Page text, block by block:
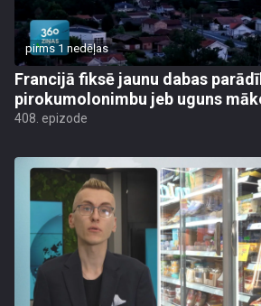
pirms 1 nedēļas
Francijā fiksē jaunu dabas
pirokumolonimbu jeb uguns
408. epizode